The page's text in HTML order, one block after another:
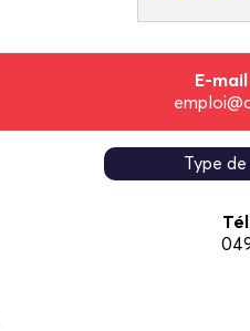
E-
Type